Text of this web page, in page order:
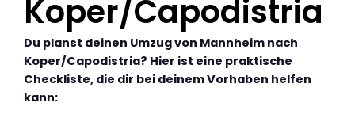
Koper/Capodistria
Du planst deinen Umzug von Mannheim nach
Koper/Capodistria? Hier ist eine praktische
Checkliste, die dir bei deinem Vorhaben helfen
kann: